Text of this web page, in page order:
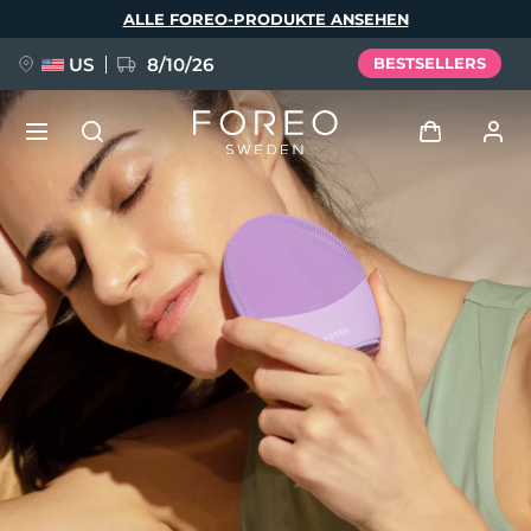
ALLE FOREO-PRODUKTE ANSEHEN
US 8/10/26 BESTSELLERS
Benutzerkonto
Meine Geräte
Meine Bestellungen
Meine Adressen
Meine Abonnements
NEU
FAQ™ Pure Beauty-Tech Elixir
BREAKING NEWS
issa™ Teeth Whitening Set
Sprache
English Deutsch
Español
Français
Italiano
Português
Svenska
Русский
Türkçe
简体中文 繁體中文